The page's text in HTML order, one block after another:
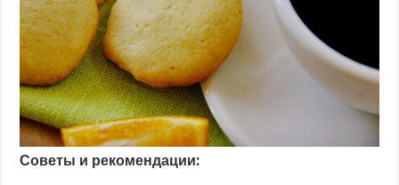
Советы и рекомендации: